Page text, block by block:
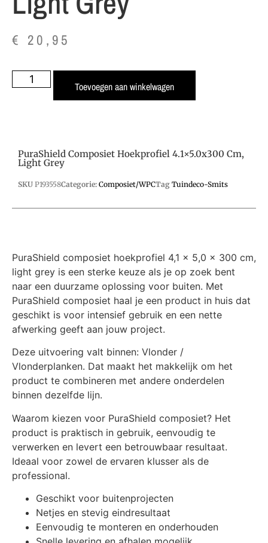
€ 20,95
Toevoegen aan winkelwagen
PuraShield Composiet Hoekprofiel 4.1×5.0x300 Cm,
Light Grey
SKU P193558Categorie: Composiet/WPCTag Tuindeco-Smits
PuraShield composiet hoekprofiel 4,1 x 5,0 x 300 cm,
light grey is een sterke keuze als je op zoek bent
naar een duurzame oplossing voor buiten. Met
PuraShield composiet haal je een product in huis dat
geschikt is voor intensief gebruik en een nette
afwerking geeft aan jouw project.
Deze uitvoering valt binnen: Vlonder /
Vlonderplanken. Dat maakt het makkelijk om het
product te combineren met andere onderdelen
binnen dezelfde lijn.
Waarom kiezen voor PuraShield composiet? Het
product is praktisch in gebruik, eenvoudig te
verwerken en levert een betrouwbaar resultaat.
Ideaal voor zowel de ervaren klusser als de
professional.
Geschikt voor buitenprojecten
Netjes en stevig eindresultaat
Eenvoudig te monteren en onderhouden